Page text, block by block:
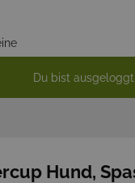
Du bist
Hund,